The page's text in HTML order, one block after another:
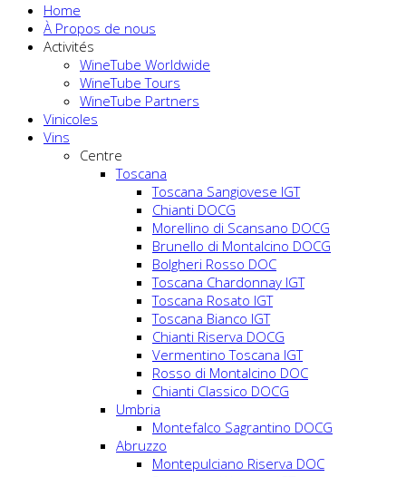
Home
À Propos de nous
Activités
WineTube Worldwide
WineTube Tours
WineTube Partners
Vinicoles
Vins
Centre
Toscana
Toscana Sangiovese IGT
Chianti DOCG
Morellino di Scansano DOCG
Brunello di Montalcino DOCG
Bolgheri Rosso DOC
Toscana Chardonnay IGT
Toscana Rosato IGT
Toscana Bianco IGT
Chianti Riserva DOCG
Vermentino Toscana IGT
Rosso di Montalcino DOC
Chianti Classico DOCG
Umbria
Montefalco Sagrantino DOCG
Abruzzo
Montepulciano Riserva DOC